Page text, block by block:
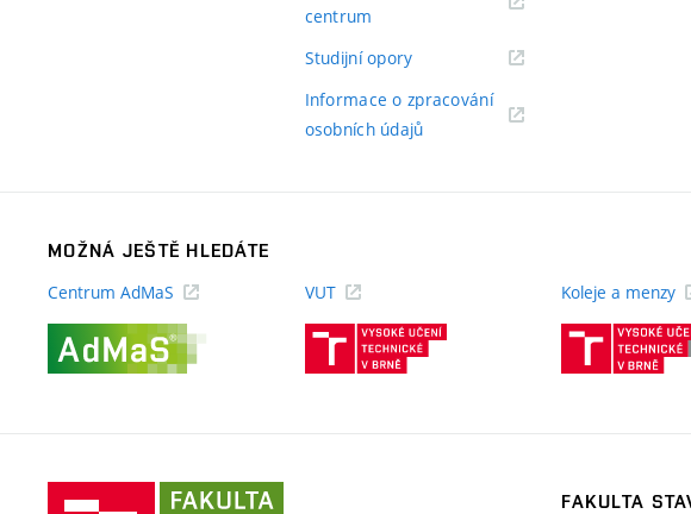
centrum
Studijní opory(externí
Informace o zpracování
osobních údajů(externí
MOŽNÁ JEŠTĚ HLEDÁTE
Centrum AdMaS
VUT
(externí
Koleje a menzy
FAKULTA